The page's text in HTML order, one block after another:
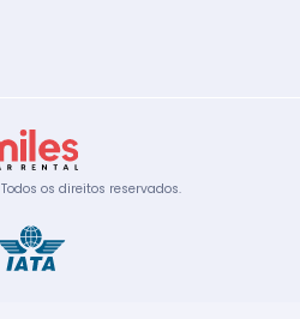
Todos os direitos reservados.